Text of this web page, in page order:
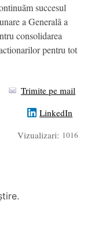
succesul
a Generalã a
consolidarea
pentru tot
Trimite pe mail
LinkedIn
Vizualizari: 1016